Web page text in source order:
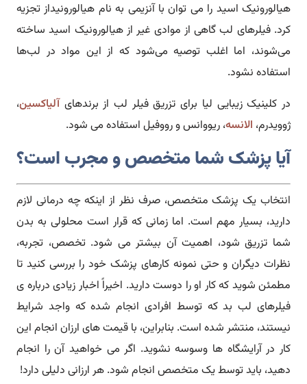
هیالورونیک اسید را می توان با آنزیمی به نام هیالورونیداز تجزیه
کرد. فیلرهای لب گاهی از موادی غیر از هیالورونیک اسید ساخته
می‌شوند، اما اغلب توصیه می‌شود که از این مواد در لب‌ها
استفاده نشود.
در کلینیک زیبایی لیا برای تزریق فیلر لب از برندهایآلیاکسین،
ژوویدرم، الانسه، ریووانس و رووفیل استفاده می شود.
آیا پزشک شما متخصص و مجرب است؟
انتخاب یک پزشک متخصص، صرف نظر از اینکه چه درمانی لازم
دارید، بسیار مهم است. اما زمانی که قرار است محلولی به بدن
شما تزریق شود، اهمیت آن بیشتر می شود. تخصص، تجربه،
نظرات دیگران و حتی نمونه کارهای پزشک خود را بررسی کنید تا
مطمئن شوید که کار او را دوست دارید. اخیراً اخبار زیادی درباره ی
فیلرهای لب بد که توسط افرادی انجام شده که واجد شرایط
نیستند، منتشر شده است. بنابراین، با قیمت های ارزان انجام این
کار در آرایشگاه ها وسوسه نشوید. اگر می خواهید آن را انجام
دهید، باید توسط یک متخصص انجام شود. هر ارزانی دلیلی دارد!